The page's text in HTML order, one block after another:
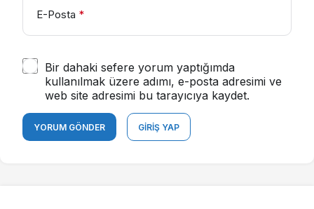
E-Posta *
Bir dahaki sefere yorum yaptığımda
kullanılmak üzere adımı, e-posta adresimi ve
web site adresimi bu tarayıcıya kaydet.
YORUM GÖNDER GIRIŞ YAP